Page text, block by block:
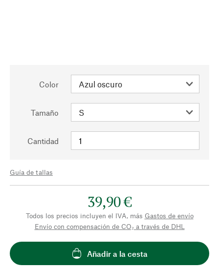
Color
Tamaño
Cantidad
Guía de tallas
39,90 €
Todos los precios incluyen el IVA, más Gastos de envío
Envío con compensación de CO₂ a través de DHL
Añadir a la cesta